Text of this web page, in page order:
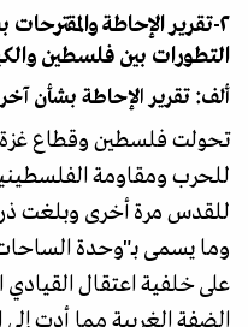
٢-تقرير الإحاطة
التطورات بين فلسطين
ألف: تقرير الإحاطة بشأن
تحولت فلسطين وقطاع غزة
للحرب ومقاومة
للقدس مرة أخرى وبلغت
على خلفية اعتقال القيادي